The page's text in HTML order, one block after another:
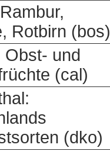
Rotbirn (bos)
Obst- und
(cal)
(dko)